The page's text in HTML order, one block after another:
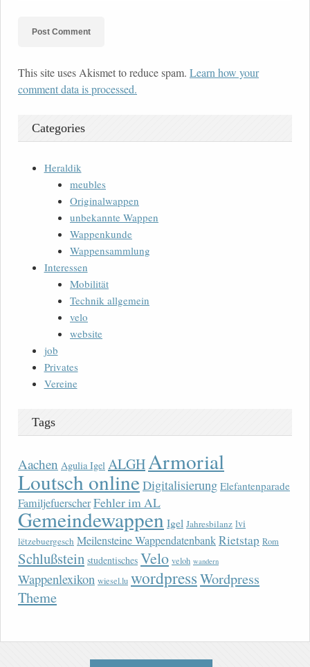
This site uses Akismet to reduce spam. Learn how your
comment data is processed.
Categories
Heraldik
meubles
Originalwappen
unbekannte Wappen
Wappenkunde
Wappensammlung
Interessen
Mobilität
Technik allgemein
velo
website
job
Privates
Vereine
Tags
Aachen Agulia Igel ALGHArmorial
Loutsch onlineDigitalisierung Elefantenparade
FamiljefuerscherFehler im AL
Gemeindewappen Igel Jahresbilanz lvi
lëtzebuergesch Meilensteine WappendatenbankRietstap Rom
Schlußstein studentisches Velo veloh wandern
Wappenlexikon wiesel.lu wordpressWordpress
Theme